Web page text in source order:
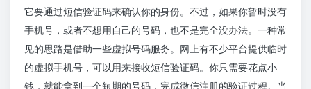
它要通过短信验证码来确认你的身份。不过，如果你暂时没有
手机号，或者不想用自己的号码，也不是完全没办法。一种常
见的思路是借助一些虚拟号码服务。网上有不少平台提供临时
的虚拟手机号，可以用来接收短信验证码。你只需要花点小
钱，就能拿到一个短期的号码，完成微信注册的验证过程。当